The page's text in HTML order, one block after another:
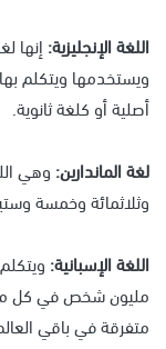
اللغة الإنجليزية: إنها
ويستخدمها ويتكلم
أصلية أو كلغة ثانوية.
لغة الماندارين: وهي
وثلاثمائة وخمسة
اللغة الإسبانية:
مليون شخص في كل من
متفرقة في باقي